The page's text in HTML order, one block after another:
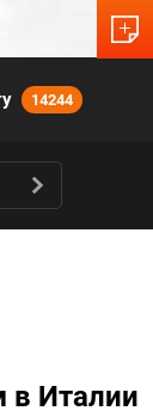
14244
в Италии